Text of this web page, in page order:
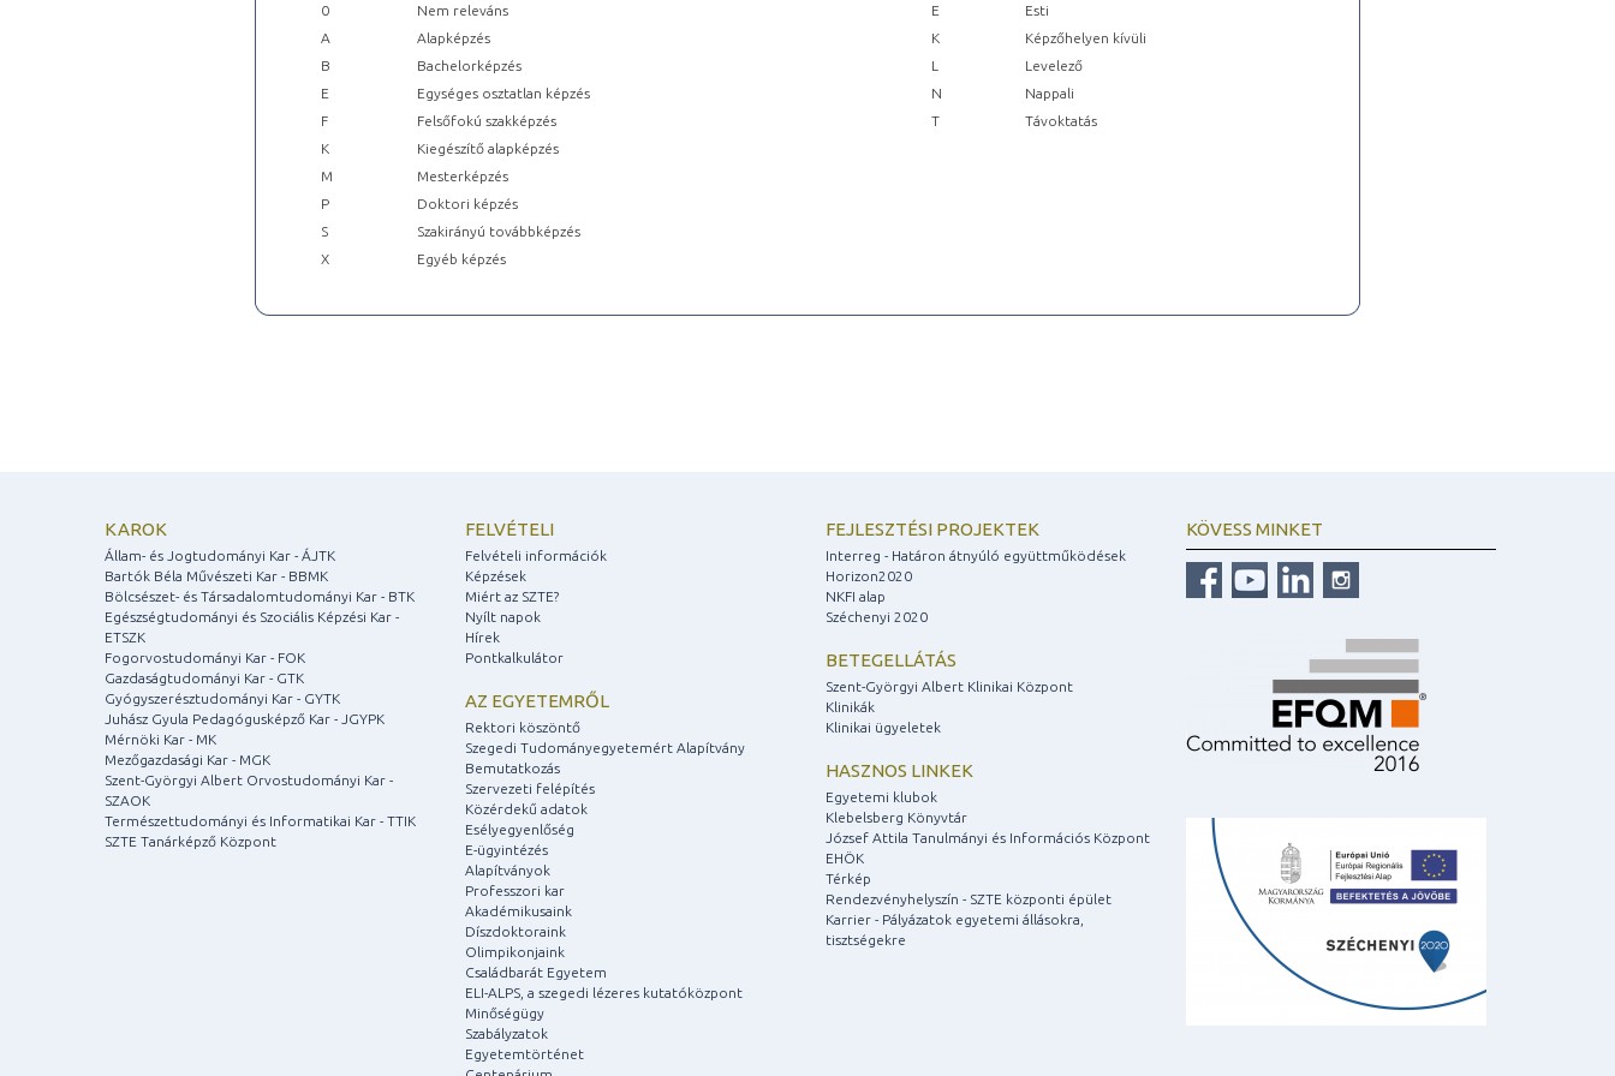
0 Nem releváns E
Esti
A
Alapképzés K
Képzőhelyen kívüli
B
Bachelorképzés L
Levelező
E
Egységes osztatlan képzés N
Nappali
F
Felsőfokú szakképzés T
Távoktatás
K
Kiegészítő alapképzés
M
Mesterképzés
P
Doktori képzés
S
Szakirányú továbbképzés
X
Egyéb képzés
KAROK
Állam- és Jogtudományi Kar - ÁJTK
Bartók Béla Művészeti Kar - BBMK
Bölcsészet- és Társadalomtudományi Kar - BTK
Egészségtudományi és Szociális Képzési Kar -
ETSZK
Fogorvostudományi Kar - FOK
Gazdaságtudományi Kar - GTK
Gyógyszerésztudományi Kar - GYTK
Juhász Gyula Pedagógusképző Kar - JGYPK
Mérnöki Kar - MK
Mezőgazdasági Kar - MGK
Szent-Györgyi Albert Orvostudományi Kar -
SZAOK
Természettudományi és Informatikai Kar - TTIK
SZTE Tanárképző Központ
FELVÉTELI
Felvételi információk
Képzések
Miért az SZTE?
Nyílt napok
Hírek
Pontkalkulátor
AZ EGYETEMRŐL
Rektori köszöntő
Szegedi Tudományegyetemért Alapítvány
Bemutatkozás
Szervezeti felépítés
Közérdekű adatok
Esélyegyenlőség
E-ügyintézés
Alapítványok
Professzori kar
Akadémikusaink
Díszdoktoraink
Olimpikonjaink
Családbarát Egyetem
ELI-ALPS, a szegedi lézeres kutatóközpont
Minőségügy
Szabályzatok
Egyetemtörténet
FEJLESZTÉSI PROJEKTEK
Interreg - Határon átnyúló együttműködések
Horizon2020
NKFI alap
Széchenyi 2020
BETEGELLÁTÁS
Szent-Györgyi Albert Klinikai Központ
Klinikák
Klinikai ügyeletek
HASZNOS LINKEK
Egyetemi klubok
Klebelsberg Könyvtár
József Attila Tanulmányi és Információs Központ
EHÖK
Térkép
Rendezvényhelyszín - SZTE központi épület
Karrier - Pályázatok egyetemi állásokra,
tisztségekre
KÖVESS MINKET